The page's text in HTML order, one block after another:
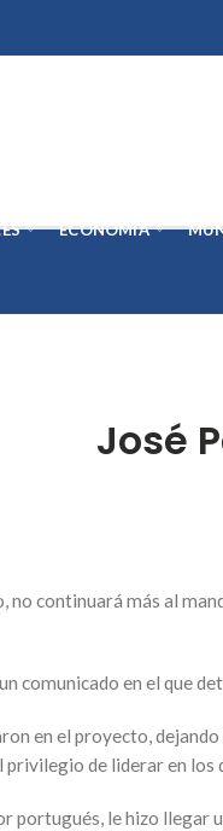
ECONOMÍA
José
no continuará más al
comunicado en el que
en el proyecto,
privilegio de liderar en
portugués, le hizo